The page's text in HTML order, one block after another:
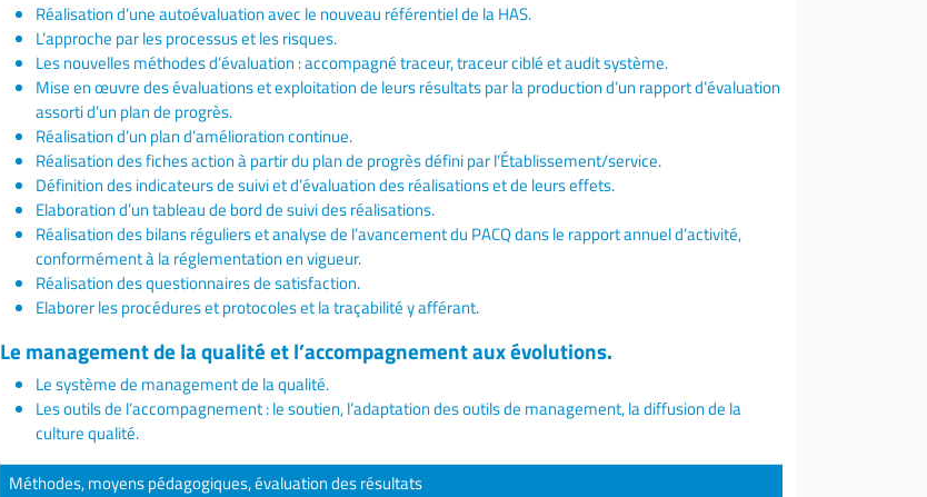
Réalisation d’une autoévaluation avec le nouveau référentiel de la HAS.
L’approche par les processus et les risques.
Les nouvelles méthodes d’évaluation : accompagné traceur, traceur ciblé et audit système.
Mise en œuvre des évaluations et exploitation de leurs résultats par la production d’un rapport d’évaluation
assorti d’un plan de progrès.
Réalisation d’un plan d’amélioration continue.
Réalisation des fiches action à partir du plan de progrès défini par l’Établissement/service.
Définition des indicateurs de suivi et d’évaluation des réalisations et de leurs effets.
Elaboration d’un tableau de bord de suivi des réalisations.
Réalisation des bilans réguliers et analyse de l’avancement du PACQ dans le rapport annuel d’activité,
conformément à la réglementation en vigueur.
Réalisation des questionnaires de satisfaction.
Elaborer les procédures et protocoles et la traçabilité y afférant.
Le management de la qualité et l’accompagnement aux évolutions.
Le système de management de la qualité.
Les outils de l’accompagnement : le soutien, l’adaptation des outils de management, la diffusion de la
culture qualité.
Méthodes, moyens pédagogiques, évaluation des résultats